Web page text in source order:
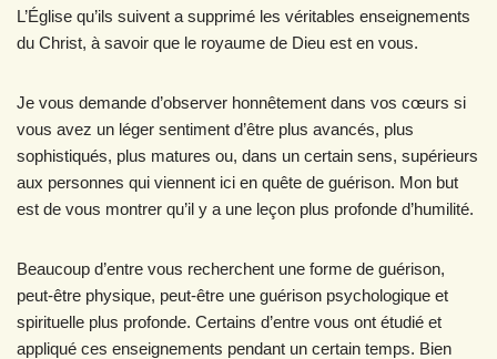
L’Église qu’ils suivent a supprimé les véritables enseignements
du Christ, à savoir que le royaume de Dieu est en vous.
Je vous demande d’observer honnêtement dans vos cœurs si
vous avez un léger sentiment d’être plus avancés, plus
sophistiqués, plus matures ou, dans un certain sens, supérieurs
aux personnes qui viennent ici en quête de guérison. Mon but
est de vous montrer qu’il y a une leçon plus profonde d’humilité.
Beaucoup d’entre vous recherchent une forme de guérison,
peut-être physique, peut-être une guérison psychologique et
spirituelle plus profonde. Certains d’entre vous ont étudié et
appliqué ces enseignements pendant un certain temps. Bien